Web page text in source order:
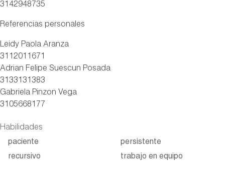
3142948735
Referencias personales
Leidy Paola Aranza
3112011671
Adrian Felipe Suescun Posada
3133131383
Gabriela Pinzon Vega
3105668177
Habilidades
paciente
persistente
recursivo
trabajo en equipo